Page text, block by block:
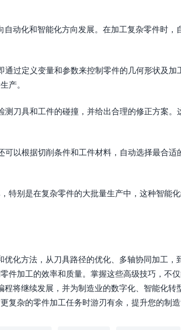
动化和智能化方向发展。在加工复杂零件时，
通过定义变量和参数来控制零件的几何形状及加
产。
刀具和工件的碰撞，并给出合理的修正方案。
以根据切削条件和工件材料，自动选择最合适
特别是在复杂零件的大批量生产中，这种智能
化方法，从刀具路径的优化、多轴协同加工，
件加工的效率和质量。掌握这些高级技巧，不
将继续发展，并为制造业的数字化、智能化转
复杂的零件加工任务时游刃有余，提升您的制造